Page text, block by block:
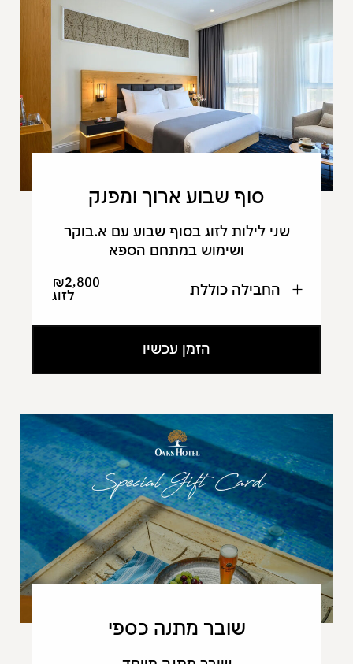
סוף שבוע ארוך ומפנק
שני לילות לזוג בסוף שבוע עם א.בוקר
ושימוש במתחם הספא
₪2,800
לזוג
החבילה כוללת
הזמן עכשיו
שובר מתנה כספי